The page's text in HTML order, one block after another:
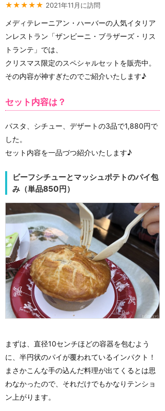
★★★★★ 2021年11月に訪問
メディテレーニアン・ハーバーの人気イタリア
ンレストラン「ザンビーニ・ブラザーズ・リス
トランテ」では、
クリスマス限定のスペシャルセットを販売中。
その内容が神すぎたのでご紹介いたします♪
セット内容は？
パスタ、シチュー、デザートの3品で1,880円で
した。
セット内容を一品づつ紹介いたします♪
ビーフシチューとマッシュポテトのパイ包
み（単品850円）
まずは、直径10センチほどの容器を包むよう
に、半円状のパイが覆われているインパクト！
まさかこんな手の込んだ料理が出てくるとは思
わなかったので、それだけでもかなりテンショ
ン上がります。